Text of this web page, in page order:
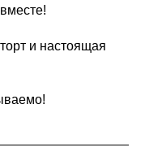
и настоящая